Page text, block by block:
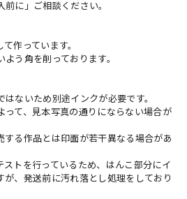
に」ご相談ください。
作っています。
う角を削っております。
はないため別途インクが必要です。
って、見本写真の通りにならない場合が
する作品とは印面が若干異なる場合があ
ストを行っているため、はんこ部分にイ
が、発送前に汚れ落とし処理をしており